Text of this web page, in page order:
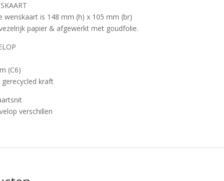
is 148 mm (h) x 105 mm (br)
papier & afgewerkt met goudfolie.
(C6)
gerecycled kraft
verschillen